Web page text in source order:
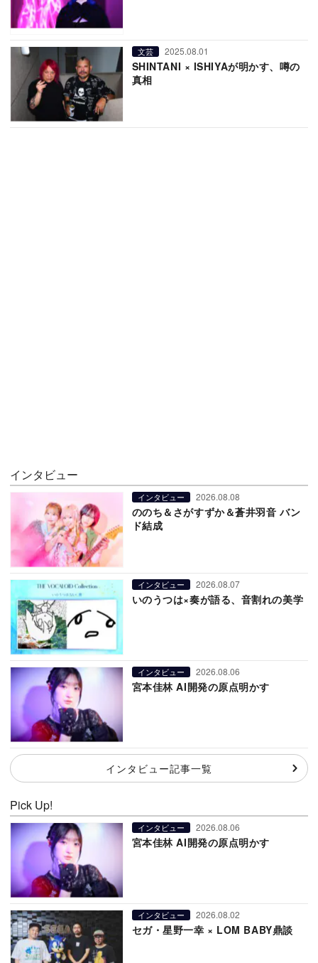
文芸 2025.08.01
SHINTANI × ISHIYAが明かす、噂の
真相
インタビュー
インタビュー 2026.08.08
ののち＆さがすずか＆蒼井羽音 バン
ド結成
インタビュー 2026.08.07
いのうつは×奏が語る、音割れの美学
インタビュー 2026.08.06
宮本佳林 AI開発の原点明かす
インタビュー記事一覧
Pick Up!
インタビュー 2026.08.06
宮本佳林 AI開発の原点明かす
インタビュー 2026.08.02
セガ・星野一幸 × LOM BABY鼎談